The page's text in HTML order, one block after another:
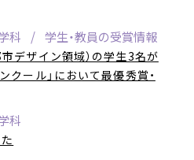
科 学生・教員の受賞情報
市デザイン領域）の学生3名が
クール」において最優秀賞・
科